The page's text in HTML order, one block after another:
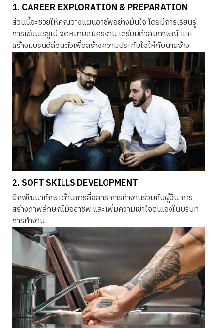
1. CAREER EXPLORATION & PREPARATION
ส่วนนี้จะช่วยให้คุณวางแผนอาชีพอย่างมั่นใจ โดยมีการเรียนรู้
การเขียนเรซูเม่ จดหมายสมัครงาน เตรียมตัวสัมภาษณ์ และ
สร้างแบรนด์ส่วนตัวเพื่อสร้างความประทับใจให้กับนายจ้าง
2. SOFT SKILLS DEVELOPMENT
ฝึกพัฒนาทักษะด้านการสื่อสาร การทำงานร่วมกับผู้อื่น การ
สร้างภาพลักษณ์มืออาชีพ และเพิ่มความเข้าใจตนเองในบริบท
การทำงาน